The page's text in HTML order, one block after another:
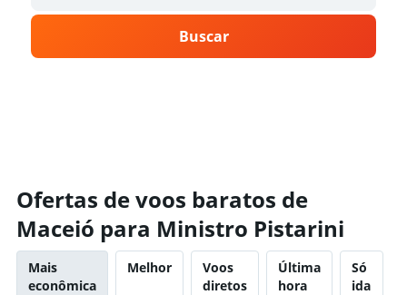
Buscar
Ofertas de voos baratos de
Maceió para Ministro Pistarini
Mais
econômica
Melhor
Voos
diretos
Última
hora
Só
ida